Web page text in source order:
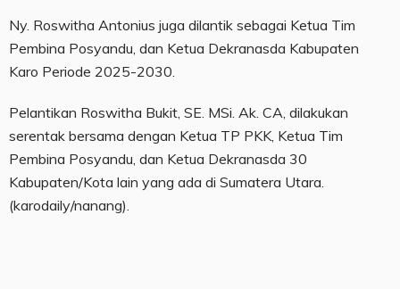
Ny. Roswitha Antonius juga dilantik sebagai Ketua Tim
Pembina Posyandu, dan Ketua Dekranasda Kabupaten
Karo Periode 2025-2030.
Pelantikan Roswitha Bukit, SE. MSi. Ak. CA, dilakukan
serentak bersama dengan Ketua TP PKK, Ketua Tim
Pembina Posyandu, dan Ketua Dekranasda 30
Kabupaten/Kota lain yang ada di Sumatera Utara.
(karodaily/nanang).